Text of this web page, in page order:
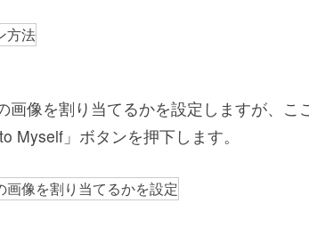
画像を割り当てるかを設定しますが、
Myself」ボタンを押下します。